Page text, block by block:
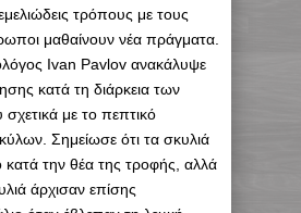
τρόπους με τους
μαθαίνουν νέα πράγματα.
Ivan Pavlov ανακάλυψε
κατά τη διάρκεια των
με τo πεπτικό
Σημείωσε ότι τα σκυλιά
κατά την θέα της τροφής, αλλά
άρχισαν επίσης